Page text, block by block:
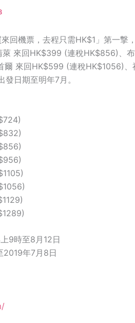
回機票，去程只需HK$1」第一
來回HK$399 (連稅HK$856)、
爾 來回HK$599 (連稅HK$1056)
日期至明年7月。
9時至8月12日
2019年7月8日